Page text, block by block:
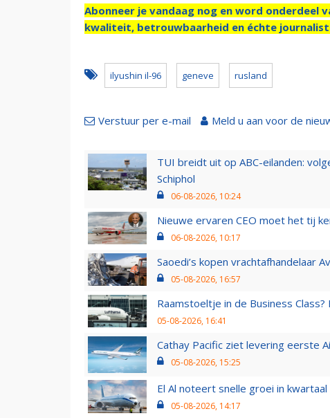
Abonneer je vandaag nog en word onderdeel
kwaliteit, betrouwbaarheid en échte
ilyushin il-96 geneve rusland
Verstuur per e-mail Meld u aan voor de
TUI breidt uit op ABC-eilanden:
Schiphol
06-08-2026, 10:24
Nieuwe ervaren CEO moet het tij
06-08-2026, 10:17
Saoedi’s kopen vrachtafhandelaar
05-08-2026, 16:57
Raamstoeltje in de Business
05-08-2026, 16:41
Cathay Pacific ziet levering eerste
05-08-2026, 15:25
El Al noteert snelle groei in
05-08-2026, 14:17